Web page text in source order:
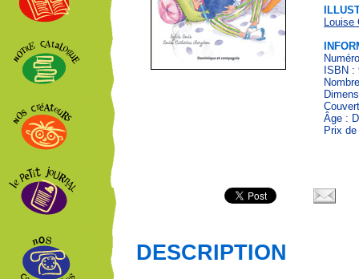
Louise
ISBN :
Âge :
Prix
DESCRIPTION